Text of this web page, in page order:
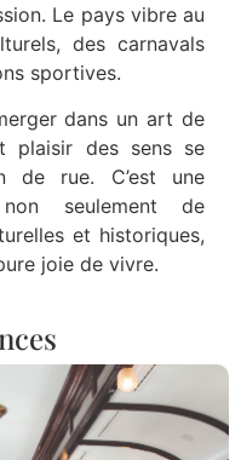
Le pays vibre au
des carnavals
sportives.
dans un art de
plaisir des sens se
de rue. C’est une
seulement de
et historiques,
joie de vivre.